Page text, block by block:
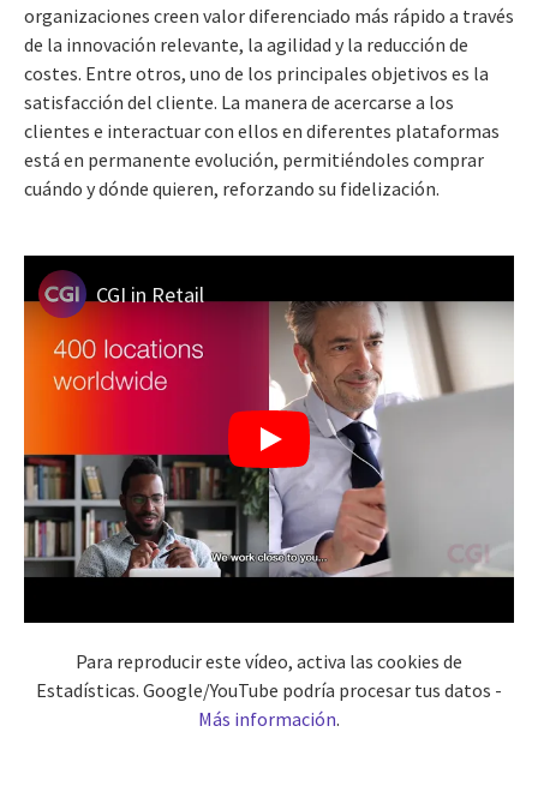
organizaciones creen valor diferenciado más rápido a través
de la innovación relevante, la agilidad y la reducción de
costes. Entre otros, uno de los principales objetivos es la
satisfacción del cliente. La manera de acercarse a los
clientes e interactuar con ellos en diferentes plataformas
está en permanente evolución, permitiéndoles comprar
cuándo y dónde quieren, reforzando su fidelización.
CGI in Retail
Para reproducir este vídeo, activa las cookies de
Estadísticas. Google/YouTube podría procesar tus datos -
Más información.